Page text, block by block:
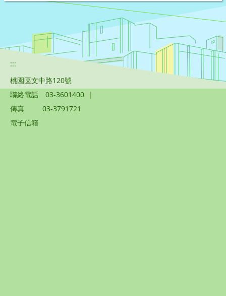
:::
桃園區文中路120號
聯絡電話
03-3601400 |
傳真
03-3791721
電子信箱